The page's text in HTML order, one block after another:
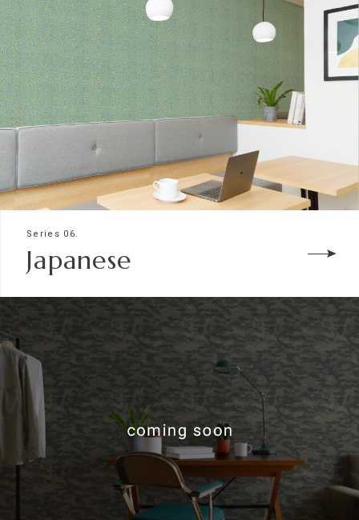
Series 06.
Japanese